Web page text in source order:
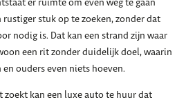
er ruimte om even weg te gaan
stuk op te zoeken, zonder dat
nodig is. Dat kan een strand zijn waar
een rit zonder duidelijk doel, waarin
ouders even niets hoeven.
zoekt kan een luxe auto te huur dat